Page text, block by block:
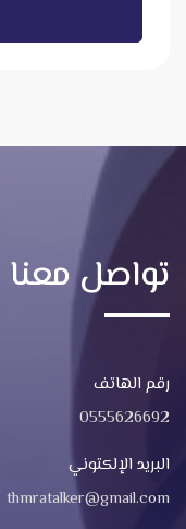
تواصل معنا
رقم الهاتف
0555626692
البريد الإلكتوني
thmratalker@gmail.com